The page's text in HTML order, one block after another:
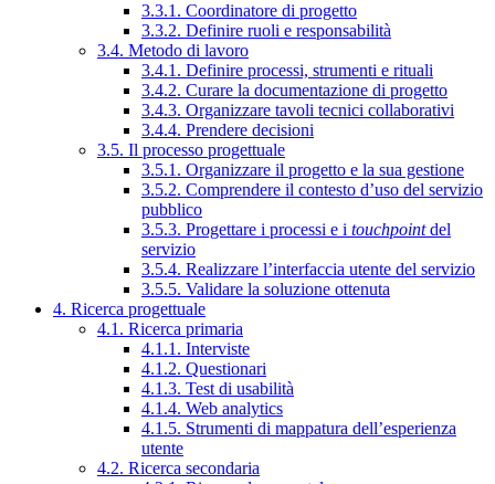
3.3.1. Coordinatore di progetto
3.3.2. Definire ruoli e responsabilità
3.4. Metodo di lavoro
3.4.1. Definire processi, strumenti e rituali
3.4.2. Curare la documentazione di progetto
3.4.3. Organizzare tavoli tecnici collaborativi
3.4.4. Prendere decisioni
3.5. Il processo progettuale
3.5.1. Organizzare il progetto e la sua gestione
3.5.2. Comprendere il contesto d’uso del servizio
pubblico
3.5.3. Progettare i processi e i touchpointdel
servizio
3.5.4. Realizzare l’interfaccia utente del servizio
3.5.5. Validare la soluzione ottenuta
4. Ricerca progettuale
4.1. Ricerca primaria
4.1.1. Interviste
4.1.2. Questionari
4.1.3. Test di usabilità
4.1.4. Web analytics
4.1.5. Strumenti di mappatura dell’esperienza
utente
4.2. Ricerca secondaria